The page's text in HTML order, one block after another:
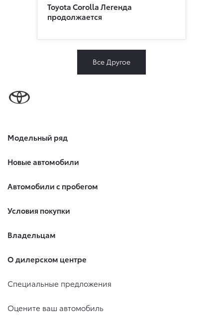
Toyota Corolla Легенда
продолжается
Все Другое
Модельный ряд
Новые автомобили
Автомобили с пробегом
Условия покупки
Владельцам
О дилерском центре
Специальные предложения
Оцените ваш автомобиль